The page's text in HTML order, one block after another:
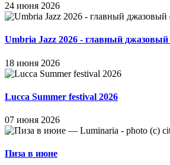
24 июня 2026
Umbria Jazz 2026 - главный
18 июня 2026
Lucca Summer festival 2026
07 июня 2026
Пиза в июне